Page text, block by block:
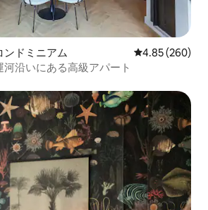
ンドミニアム レビュー260
4.85 (260)
沿いにある高級アパート